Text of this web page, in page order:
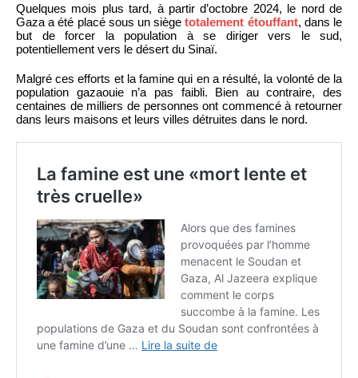
Quelques mois plus tard, à partir d’octobre 2024, le nord de
Gaza a été placé sous un siègetotalement étouffant, dans le
but de forcer la population à se diriger vers le sud,
potentiellement vers le désert du Sinaï.
Malgré ces efforts et la famine qui en a résulté, la volonté de la
population gazaouie n’a pas faibli. Bien au contraire, des
centaines de milliers de personnes ont commencé à retourner
dans leurs maisons et leurs villes détruites dans le nord.